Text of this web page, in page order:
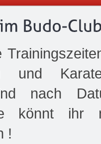
nach
könnt ihr
!